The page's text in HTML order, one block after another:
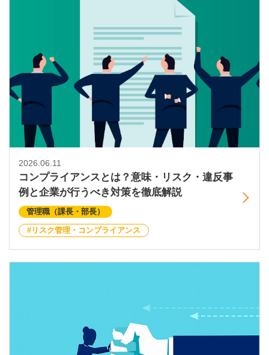
2026.06.11
コンプライアンスとは？意味・リスク・違反事
例と企業が行うべき対策を徹底解説
管理職（課長・部長）
リスク管理・コンプライアンス